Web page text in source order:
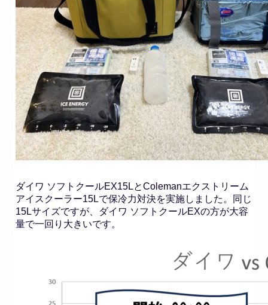
ダイワ ソフトクールEX15LとColemanエクストリーム
アイスクーラー15Lで保冷力対決を実施しました。同じ
15Lサイズですが、ダイワ ソフトクールEXの方が大容
量で一回り大きいです。